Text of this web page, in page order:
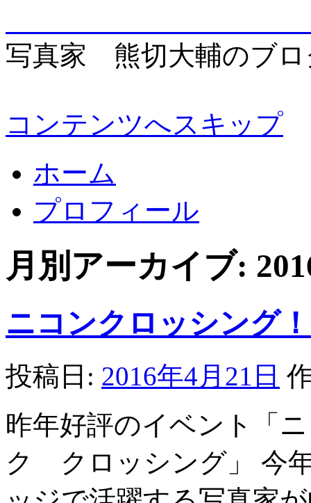
写真家 熊切大輔のブロ
コンテンツへスキップ
ホーム
プロフィール
月別アーカイブ:
ニコンクロッシング
投稿日: 2016年4月21日
昨年好評のイベント「
ク クロッシング」 今